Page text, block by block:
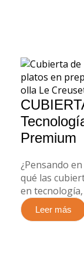
Premium
¿Pensando
qué las
en
Leer más